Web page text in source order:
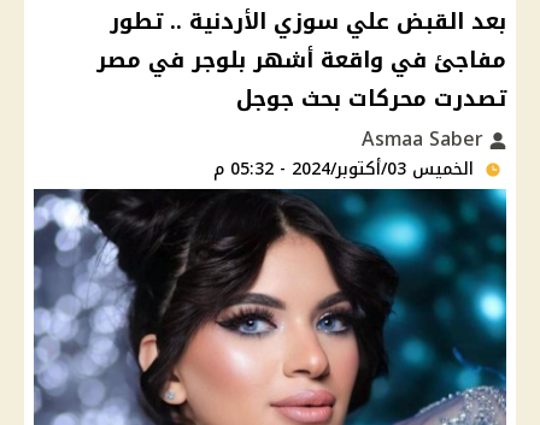
بعد القبض علي سوزي الأردنية .. تطور
مفاجئ في واقعة أشهر بلوجر في مصر
تصدرت محركات بحث جوجل
الخميس 03/أكتوبر/2024 - 05:32 م